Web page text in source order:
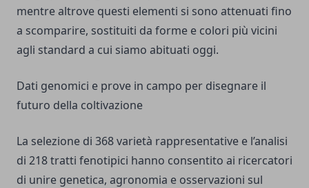
mentre altrove questi elementi si sono attenuati fino
a scomparire, sostituiti da forme e colori più vicini
agli standard a cui siamo abituati oggi.
Dati genomici e prove in campo per disegnare il
futuro della coltivazione
La selezione di 368 varietà rappresentative e l’analisi
di 218 tratti fenotipici hanno consentito ai ricercatori
di unire genetica, agronomia e osservazioni sul